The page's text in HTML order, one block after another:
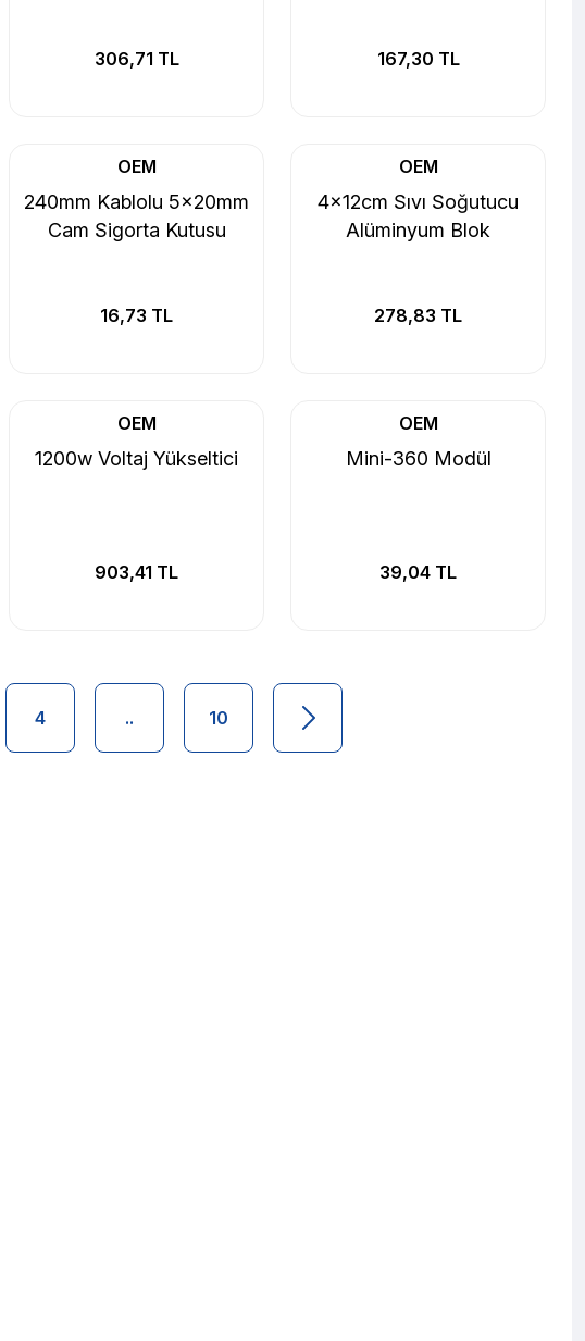
306,71 TL 167,30 TL
OEM
240mm Kablolu 5x20mm
Cam Sigorta Kutusu
16,73 TL
OEM
4x12cm Sıvı Soğutucu
Alüminyum Blok
278,83 TL
OEM
1200w Voltaj Yükseltici
903,41 TL
OEM
Mini-360 Modül
39,04 TL
4 .. 10